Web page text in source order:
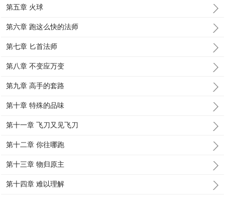
第五章 火球
第六章 跑这么快的法师
第七章 匕首法师
第八章 不变应万变
第九章 高手的套路
第十章 特殊的品味
第十一章 飞刀又见飞刀
第十二章 你往哪跑
第十三章 物归原主
第十四章 难以理解